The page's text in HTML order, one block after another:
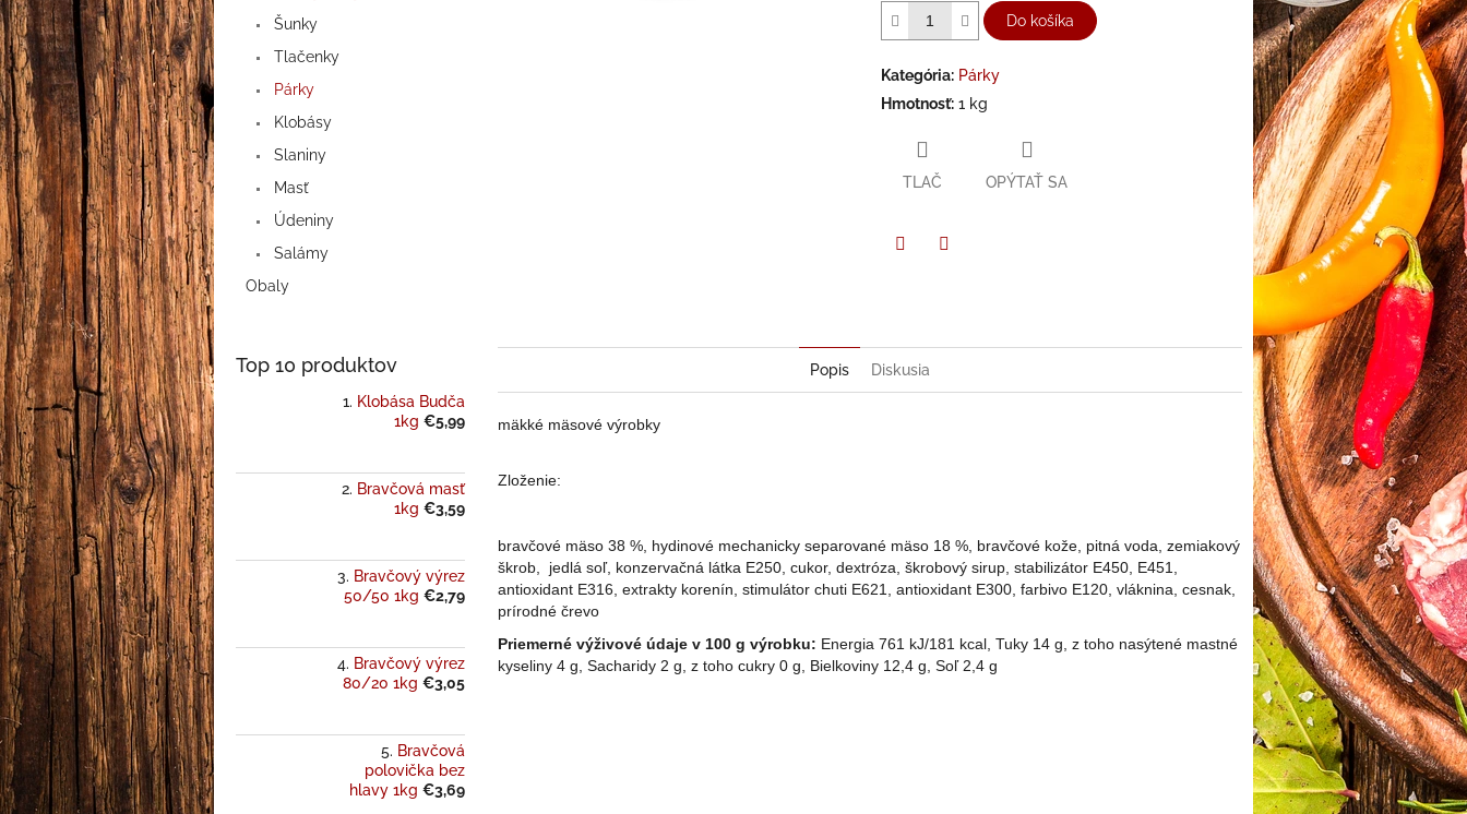
Šunky
Tlačenky
Párky
Klobásy
Slaniny
Masť
Údeniny
Salámy
Obaly
Top 10 produktov
Klobása Budča
1kg €5,99
Bravčová masť
1kg €3,59
Bravčový výrez
50/50 1kg €2,79
Bravčový výrez
80/20 1kg €3,05
Bravčová
polovička bez
hlavy 1kg €3,69
Do košíka
Kategória: Párky
Hmotnosť: 1 kg
TLAČ OPÝTAŤ SA
Popis Diskusia
mäkké mäsové výrobky
Zloženie:
bravčové mäso 38 %, hydinové mechanicky separované mäso 18 %, bravčové kože, pitná voda, zemiakový
škrob, jedlá soľ, konzervačná látka E250, cukor, dextróza, škrobový sirup, stabilizátor E450, E451,
antioxidant E316, extrakty korenín, stimulátor chuti E621, antioxidant E300, farbivo E120, vláknina, cesnak,
prírodné črevo
Priemerné výživové údaje v 100 g výrobku: Energia 761 kJ/181 kcal, Tuky 14 g, z toho nasýtené mastné
kyseliny 4 g, Sacharidy 2 g, z toho cukry 0 g, Bielkoviny 12,4 g, Soľ 2,4 g